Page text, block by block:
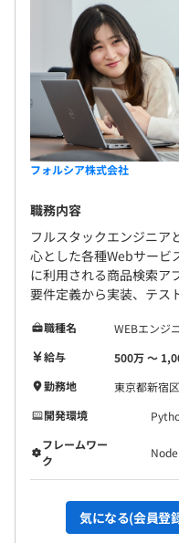
フォルシア株式会社
職務内容
フルスタックエンジニア
心とした各種Webサービ
に利用される商品検索ア
要件定義から実装、テス
職種名
WEBエンジ
給与
500万 〜
勤務地
東京都新宿
開発環境
フレームワー
ク
気になる(会員登